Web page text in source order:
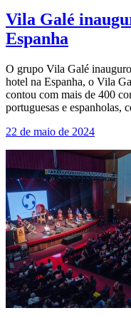
Vila Galé
Espanha
O grupo Vila Galé
hotel na Espanha, o Vila
contou com mais de 400
portuguesas e espanholas,
22 de maio de 2024